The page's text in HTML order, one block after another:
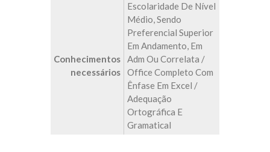
Conhecimentos
necessários
Escolaridade De Nível
Médio, Sendo
Preferencial Superior
Em Andamento, Em
Adm Ou Correlata /
Office Completo Com
Ênfase Em Excel /
Adequação
Ortográfica E
Gramatical